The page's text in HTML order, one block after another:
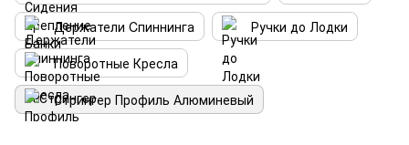
Держатели Cпиннинга
Ручки до Лодки
Поворотные Кресла
Стрингер Профиль Алюминевый